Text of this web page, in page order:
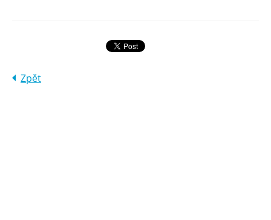
Zpět